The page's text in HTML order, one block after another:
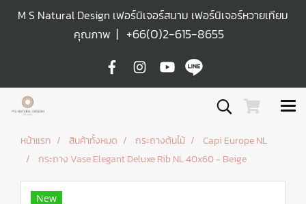
M S Natural Design เฟอร์นิเจอร์สนาม เฟอร์นิเจอร์หวายเทียม
คุณภาพ | +66(0)2-615-8655
หน้าแรก สินค้าทั้งหมด กระถางต้นไม้
Capi Europe NL
กระถาง Vase Elegant Deluxe Rib NL 40x60 - Beige
New